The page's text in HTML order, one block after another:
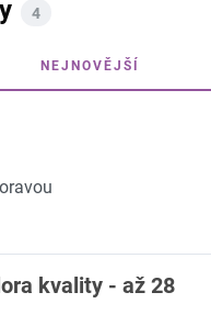
4
NEJNOVĚJŠÍ
kvality - až 28